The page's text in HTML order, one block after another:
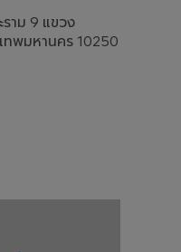
าม 9 แขวง
ทพมหานคร 10250